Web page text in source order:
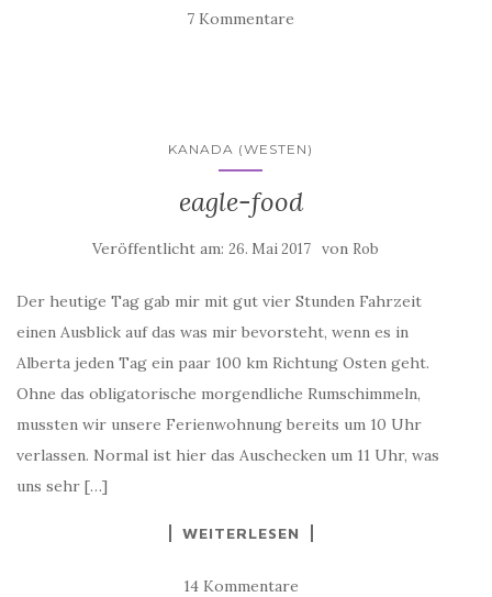
7 Kommentare
KANADA (WESTEN)
eagle-food
Veröffentlicht am: 26. Mai 2017 von Rob
Der heutige Tag gab mir mit gut vier Stunden Fahrzeit
einen Ausblick auf das was mir bevorsteht, wenn es in
Alberta jeden Tag ein paar 100 km Richtung Osten geht.
Ohne das obligatorische morgendliche Rumschimmeln,
mussten wir unsere Ferienwohnung bereits um 10 Uhr
verlassen. Normal ist hier das Auschecken um 11 Uhr, was
uns sehr […]
WEITERLESEN
14 Kommentare